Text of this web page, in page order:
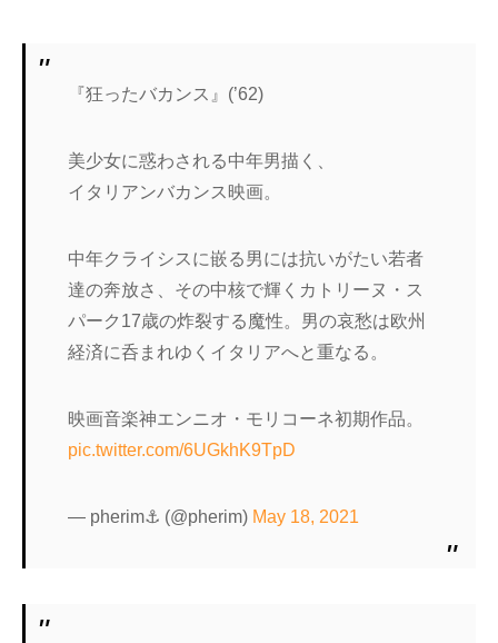
『狂ったバカンス』(’62)
美少女に惑わされる中年男描く、
イタリアンバカンス映画。
中年クライシスに嵌る男には抗いがたい若者
達の奔放さ、その中核で輝くカトリーヌ・ス
パーク17歳の炸裂する魔性。男の哀愁は欧州
経済に呑まれゆくイタリアへと重なる。
映画音楽神エンニオ・モリコーネ初期作品。
pic.twitter.com/6UGkhK9TpD
— pherim⚓ (@pherim) May 18, 2021